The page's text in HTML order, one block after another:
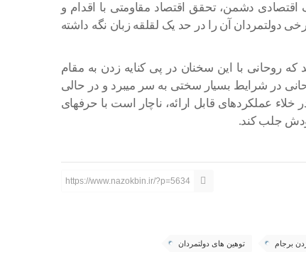
اقتصادی دشمن، تحقق اقتصاد مقاومتی با اقدام و
دولتمردان آن را در حد یک لقلقه زبان نگه داشته
که روحانی با این سخنان در پی کنایه زدن به مقام
در شرایط بسیار سختی به سر میبرد و در حالی
در خلاء عملکردهای قابل ارائه، ناچار است با حرفهای
جلب کند.
https://www.nazokbin.ir/?p=5634
برجام توهین های دولتمردان